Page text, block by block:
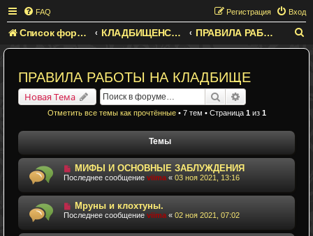
FAQ Вход
Регистрация
Список форумов КЛАДБИЩЕНСКАЯ МАГИЯ ПРАВИЛА РАБОТЫ НА КЛАДБИЩЕ
о
ПРАВИЛА РАБОТЫ НА КЛАДБИЩЕ
Новая Тема Поиск
Отметить все темы как прочтённые• 7 тем • Страница 1из 1
Темы
МИФЫ И ОСНОВНЫЕ ЗАБЛУЖДЕНИЯ
Последнее сообщение viima « 03 ноя 2021, 13:16
Мруны и клохтуны.
Последнее сообщение viima « 02 ноя 2021, 07:02